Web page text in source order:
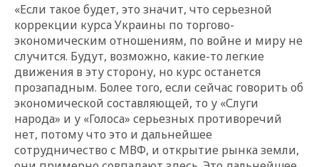
«Если такое будет, это значит, что серьезной
коррекции курса Украины по торгово-
экономическим отношениям, по войне и миру не
случится. Будут, возможно, какие-то легкие
движения в эту сторону, но курс останется
прозападным. Более того, если сейчас говорить об
экономической составляющей, то у «Слуги
народа» и у «Голоса» серьезных противоречий
нет, потому что это и дальнейшее
сотрудничество с МВФ, и открытие рынка земли,